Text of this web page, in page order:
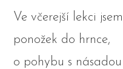
Ve včerejší lekci
ponožek do hrnce,
o pohybu s